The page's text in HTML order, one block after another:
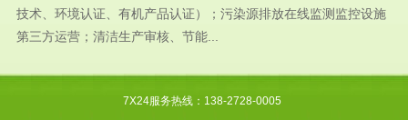
技术、环境认证、有机产品认证）；污染源排放在线监测监控设施
第三方运营；清洁生产审核、节能...
7X24服务热线：138-2728-0005